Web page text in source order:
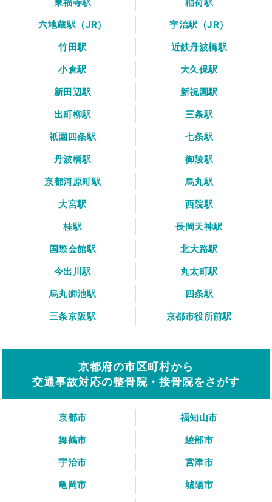
六地蔵駅（JR）
宇治駅（JR）
竹田駅
近鉄丹波橋駅
小倉駅
大久保駅
新田辺駅
新祝園駅
出町柳駅
三条駅
祇園四条駅
七条駅
丹波橋駅
御陵駅
京都河原町駅
烏丸駅
大宮駅
西院駅
桂駅
長岡天神駅
国際会館駅
北大路駅
今出川駅
丸太町駅
烏丸御池駅
四条駅
三条京阪駅
京都市役所前駅
京都府の市区町村から
交通事故対応の整骨院・接骨院をさがす
京都市
福知山市
舞鶴市
綾部市
宇治市
宮津市
亀岡市
城陽市